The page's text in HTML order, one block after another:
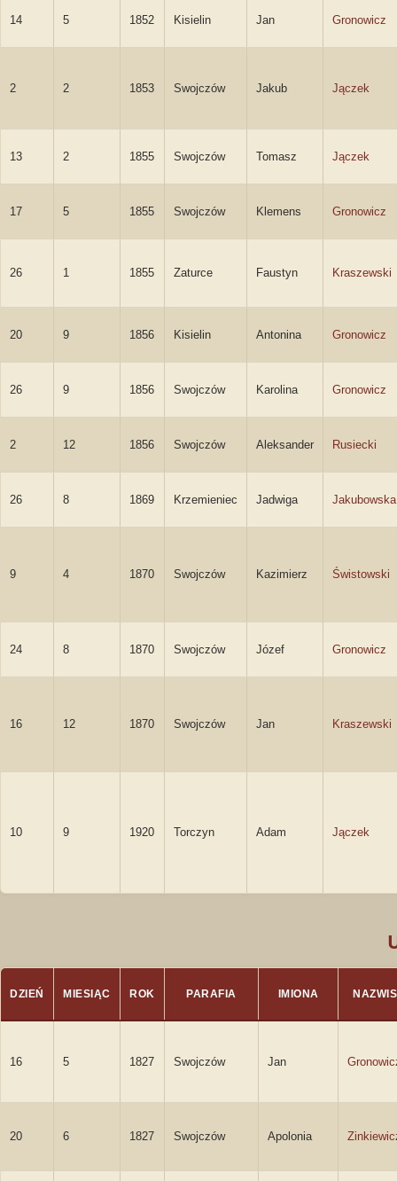
14 5 1852 Kisielin Jan Gronowicz
2 2 1853 Swojczów Jakub Jączek
13 2 1855 Swojczów Tomasz Jączek
17 5 1855 Swojczów Klemens Gronowicz
26 1 1855 Zaturce Faustyn Kraszewski
20 9 1856 Kisielin Antonina Gronowicz
26 9 1856 Swojczów Karolina Gronowicz
2 12 1856 Swojczów Aleksander Rusiecki
26 8 1869 Krzemieniec Jadwiga Jakubowska
9 4 1870 Swojczów Kazimierz Świstowski
24 8 1870 Swojczów Józef Gronowicz
16 12 1870 Swojczów Jan Kraszewski
10 9 1920 Torczyn Adam Jączek
DZIEŃ MIESIĄC ROK PARAFIA IMIONA
16 5 1827 Swojczów Jan
20 6 1827 Swojczów Apolonia